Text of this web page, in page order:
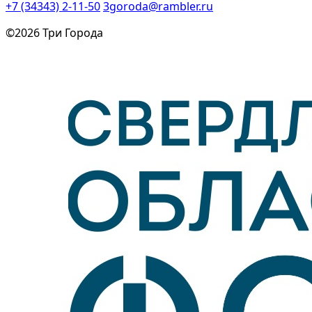
+7 (34343) 2-11-503goroda@rambler.ru
©2026 Три Города